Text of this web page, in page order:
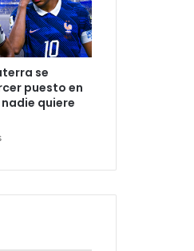
se
puesto en
quiere